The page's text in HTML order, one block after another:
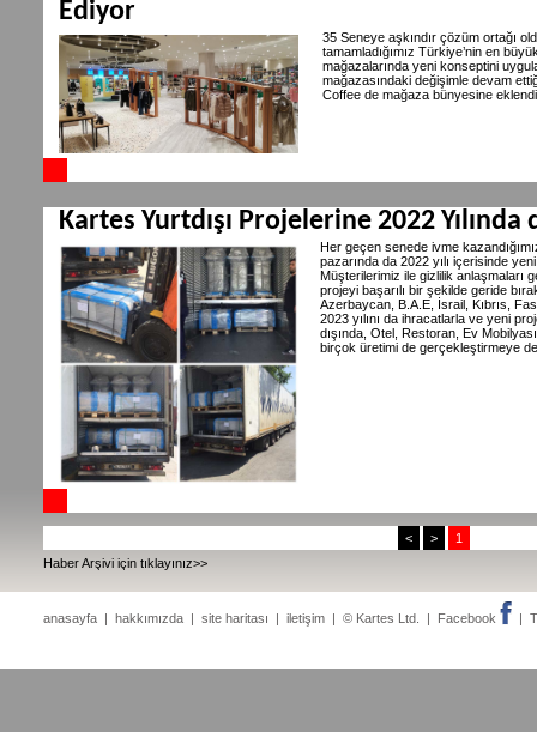
Ediyor
35 Seneye aşkındır çözüm ortağı
tamamladığımız Türkiye’nin en
mağazalarında yeni konseptini
mağazasındaki değişimle devam
Coffee de mağaza bünyesine
Kartes Yurtdışı Projelerine 2022
Her geçen senede ivme
pazarında da 2022 yılı içerisinde
Müşterilerimiz ile gizlilik anlaşmaları
projeyi başarılı bir şekilde geride
Azerbaycan, B.A.E, İsrail, Kıbrıs,
2023 yılını da ihracatlarla ve yeni
dışında, Otel, Restoran, Ev
birçok üretimi de gerçekleştirmeye
< >
1
Haber Arşivi için tıklayınız>>
anasayfa | hakkımızda | site haritası | iletişim | © Kartes Ltd. | Facebook |